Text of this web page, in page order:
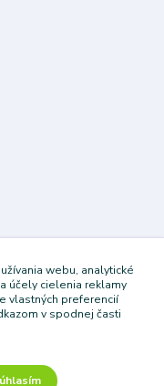
webu, analytické
účely cielenia reklamy
vlastných preferencií
v spodnej časti